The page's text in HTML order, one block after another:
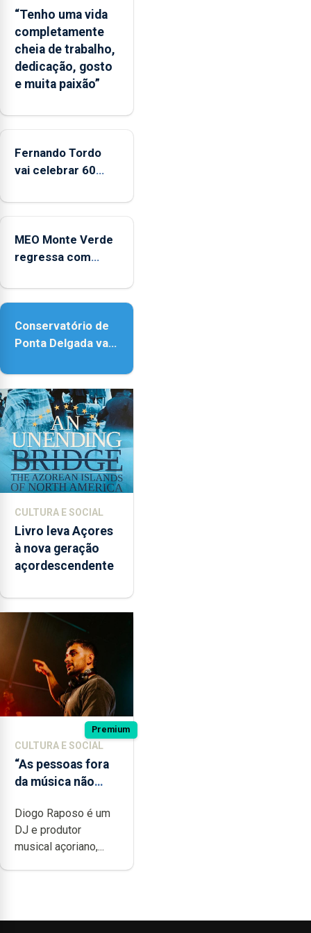
ilha
das
Flores
apresenta
um
“decréscimo
da
entre
2022
2025
“Tenho uma vida
completamente
cheia de trabalho,
dedicação, gosto
e muita paixão”
Fernando Tordo
vai celebrar 60
no Coliseu
MEO Monte Verde
regressa com
acessibilidade
Conservatório de
Ponta Delgada vai
instrumentos
CULTURA E SOCIAL
Livro leva Açores
à nova geração
açordescendente
Premium
CULTURA E SOCIAL
“As pessoas fora
da música não
quão difícil é
produzir uma
música”
Diogo Raposo é um
DJ e produtor
musical açoriano,...